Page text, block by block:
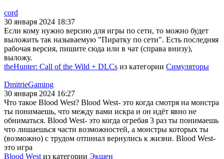
cord
30 января 2024 18:37
Если кому нужно версию для игры по сети, то можно будет
выложить так называемую "Пиратку по сети". Есть последняя
рабочая версия, пишите сюда или в чат (справа внизу),
выложу.
theHunter: Call of the Wild + DLCs из категории Симуляторы
DmitrieGaming
30 января 2024 16:27
Что такое Blood West? Blood West- это когда смотря на монстра
ты понимаешь, что между вами искра и он идёт явно не
обниматься. Blood West- это когда огребая 3 раз ты понимаешь
что лишаешься части возможностей, а монстры которых ты
(возможно) с трудом отпинал вернулись к жизни. Blood West-
это игра
Blood West из категории Экшен